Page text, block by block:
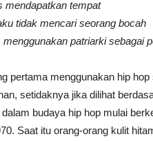
mendapatkan tempat
tidak mencari seorang bocah
patriarki sebagai
pertama menggunakan hip
setidaknya jika dilihat
budaya hip hop mulai
Saat itu orang-orang kulit